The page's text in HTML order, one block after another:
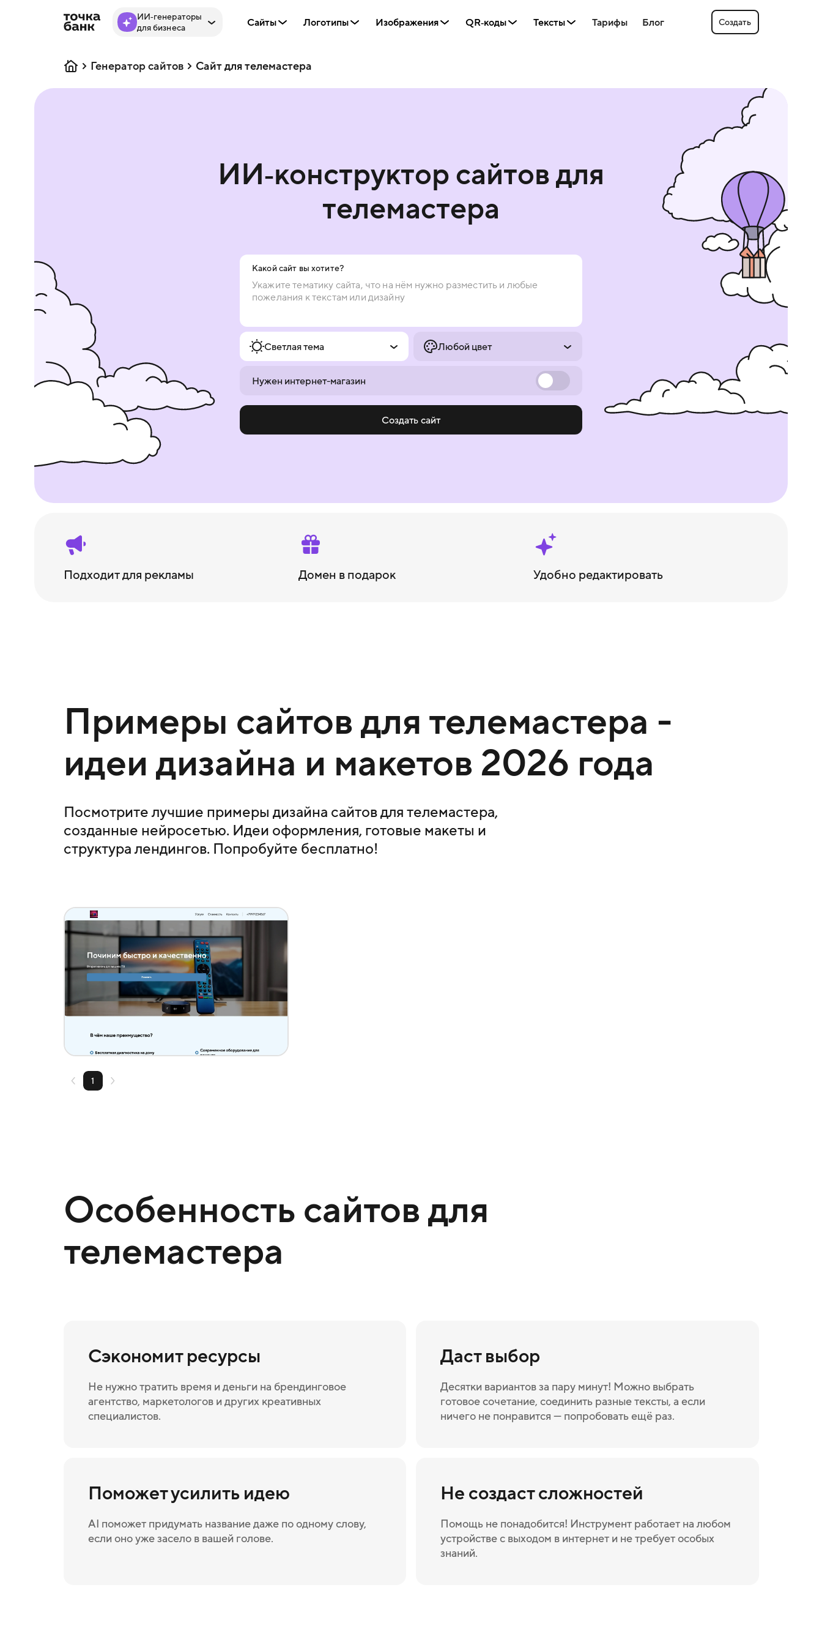
ИИ‑генераторы
для бизнеса
Сайты Логотипы Изображения QR‑коды Тексты Тарифы Блог Создать
Генератор сайтов Сайт для телемастера
ИИ‑конструктор сайтовдля
телемастера
Какой сайт вы хотите?
Светлая тема Любой цвет
Нужен интернет-магазин
Создать сайт
Подходит для рекламы Домен в подарок Удобно редактировать
Примеры сайтов для телемастера -
идеи дизайна и макетов 2026 года
Посмотрите лучшие примеры дизайна сайтов для телемастера,
созданные нейросетью. Идеи оформления, готовые макеты и
структура лендингов. Попробуйте бесплатно!
Создать похожий
1
Особенность сайтов для
телемастера
Сэкономит ресурсы
Не нужно тратить время и деньги на брендинговое
агентство, маркетологов и других креативных
специалистов.
Даст выбор
Десятки вариантов за пару минут! Можно выбрать
готовое сочетание, соединить разные тексты, а если
ничего не понравится — попробовать ещё раз.
Поможет усилить идею
AI поможет придумать название даже по одному слову,
если оно уже засело в вашей голове.
Не создаст сложностей
Помощь не понадобится! Инструмент работает на любом
устройстве с выходом в интернет и не требует особых
знаний.